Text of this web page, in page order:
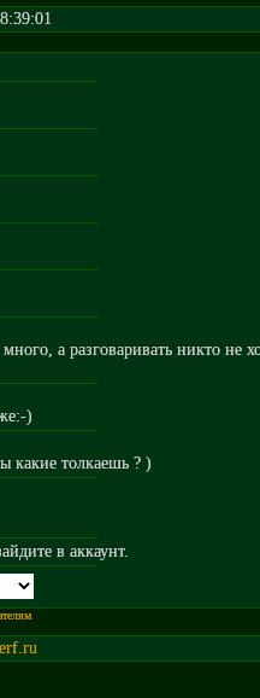
а разговаривать никто не
)
какие толкаешь ? )
в аккаунт.